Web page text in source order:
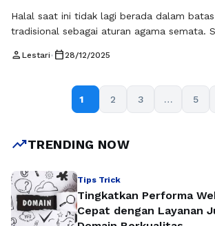
Halal saat ini tidak lagi berada dalam
tradisional sebagai aturan agama semata.
mengalami pergeseran makna yang
global yang memengaruhi sistem produksi,
perdagangan lintas negara. Perkembangan
person Lestari• calendar_today 28/12/2025
1 2 3 … 5
trending_upTRENDING NOW
Tips Trick
Tingkatkan Performa
Cepat dengan Layanan